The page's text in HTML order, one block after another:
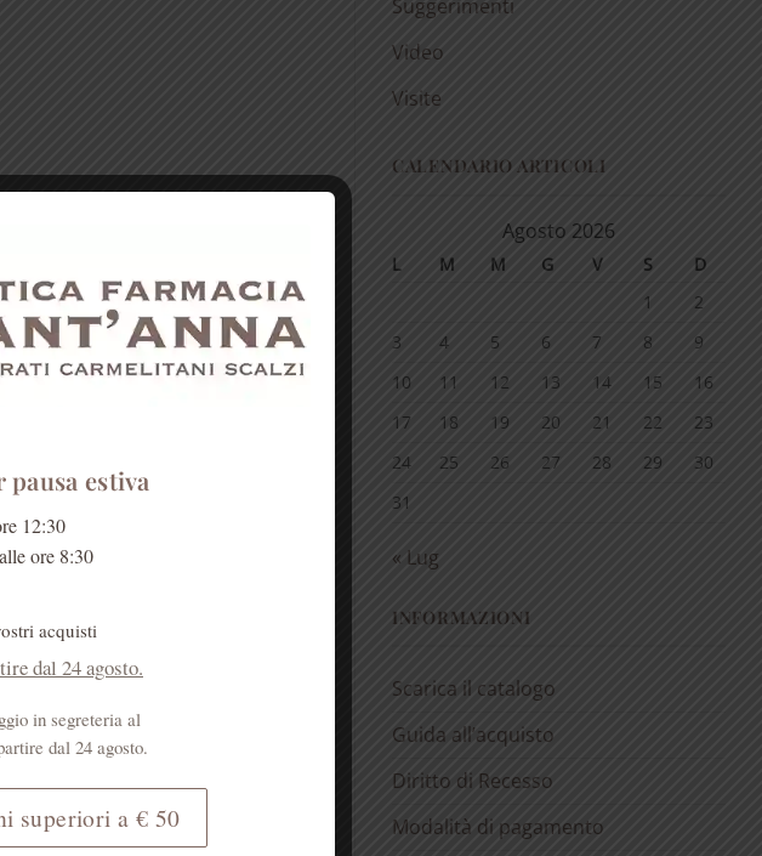
Suggerimenti
Video
Visite
CALENDARIO ARTICOLI
Agosto 2026
L M M G V S
D
1
2
3
4 5 6 7 8
9
10
11 12 13 14 15
16
17
18 19 20 21 22
23
24
25 26 27 28 29
30
31
« Lug
INFORMAZIONI
Scarica il catalogo
Guida all’acquisto
Diritto di Recesso
Modalità di pagamento
estiva
12:30
alle ore 8:30
acquisti
dal 24 agosto.
in segreteria al
dal 24 agosto.
superiori a € 50